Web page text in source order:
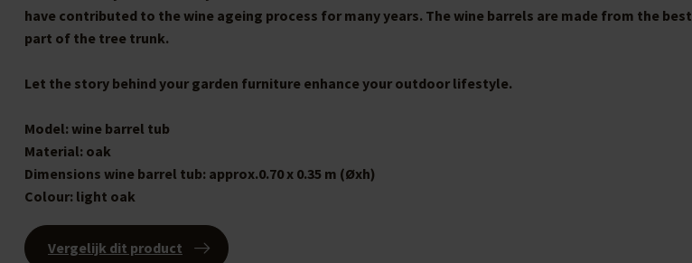
have contributed to the wine ageing process for many years. The wine barrels are made from the best
part of the tree trunk.
Let the story behind your garden furniture enhance your outdoor lifestyle.
Model: wine barrel tub
Material: oak
Dimensions wine barrel tub: approx.0.70 x 0.35 m (Øxh)
Colour: light oak
Vergelijk dit product